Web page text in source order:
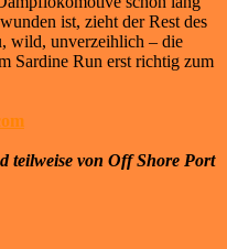
ist, zieht der Rest des
wild, unverzeihlich – die
Sardine Run erst richtig zum
teilweise von Off Shore Port